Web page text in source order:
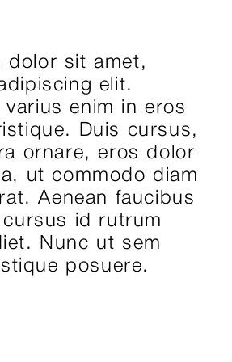
dolor sit amet,
elit.
varius enim in eros
Duis cursus,
ornare, eros dolor
ut commodo diam
Aenean faucibus
id rutrum
Nunc ut sem
posuere.